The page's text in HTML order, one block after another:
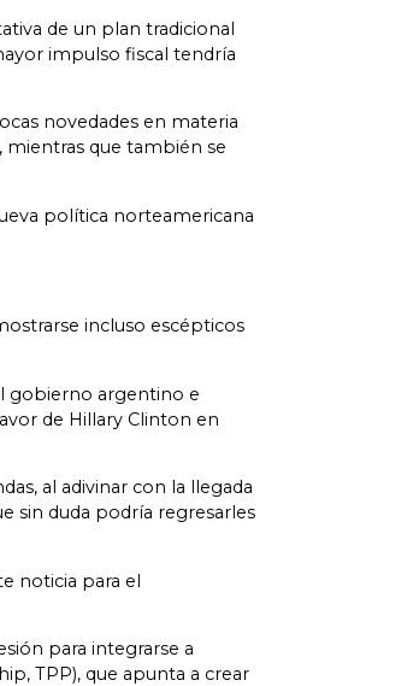
de un plan tradicional
impulso fiscal tendría
novedades en materia
mientras que también se
política norteamericana
incluso escépticos
gobierno argentino e
de Hillary Clinton en
al adivinar con la llegada
sin duda podría regresarles
noticia para el
para integrarse a
TPP), que apunta a crear